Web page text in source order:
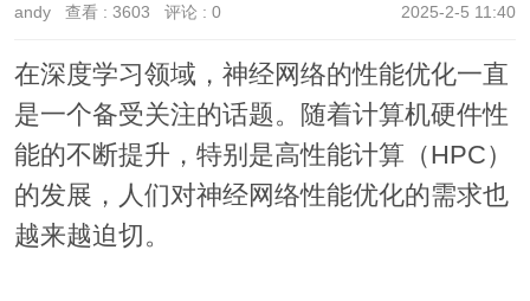
2025-2-5 11:40
andy查看 : 3603 评论 : 0
在深度学习领域，神经网络的性能优化一直
是一个备受关注的话题。随着计算机硬件性
能的不断提升，特别是高性能计算（HPC）
的发展，人们对神经网络性能优化的需求也
越来越迫切。